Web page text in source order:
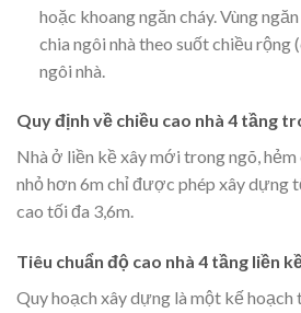
hoặc khoang ngăn cháy. Vùng
chia ngôi nhà theo suốt chiều rộng
ngôi nhà.
Quy định về chiều cao nhà 4 tầng
Nhà ở liền kề xây mới trong ngõ,
nhỏ hơn 6m chỉ được phép xây dựng
cao tối đa 3,6m.
Tiêu chuẩn độ cao nhà 4 tầng liền
Quy hoạch xây dựng là một kế